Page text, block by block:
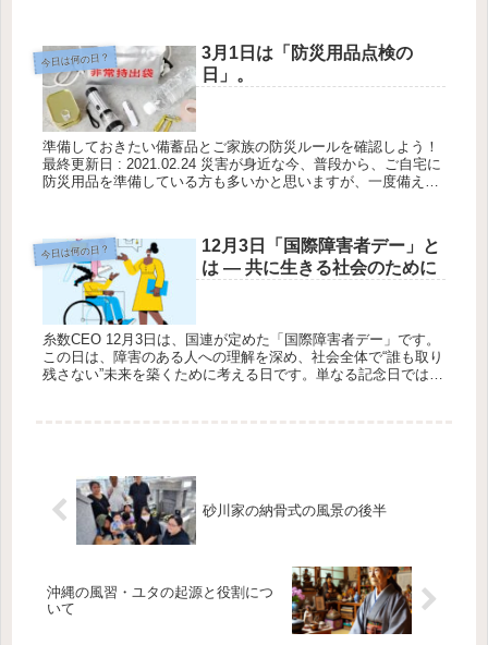
今日は何の日？
3月1日は「防災用品点検の
日」。
準備しておきたい備蓄品とご家族の防災ルールを確認しよう！
最終更新日 : 2021.02.24 災害が身近な今、普段から、ご自宅に
防災用品を準備している方も多いかと思いますが、一度備えた
今日は何の日？
12月3日「国際障害者デー」と
は ― 共に生きる社会のために
糸数CEO 12月3日は、国連が定めた「国際障害者デー」です。
この日は、障害のある人への理解を深め、社会全体で“誰も取り
残さない”未来を築くために考える日です。単なる記念日ではな
砂川家の納骨式の風景の後半
沖縄の風習・ユタの起源と役割につ
いて